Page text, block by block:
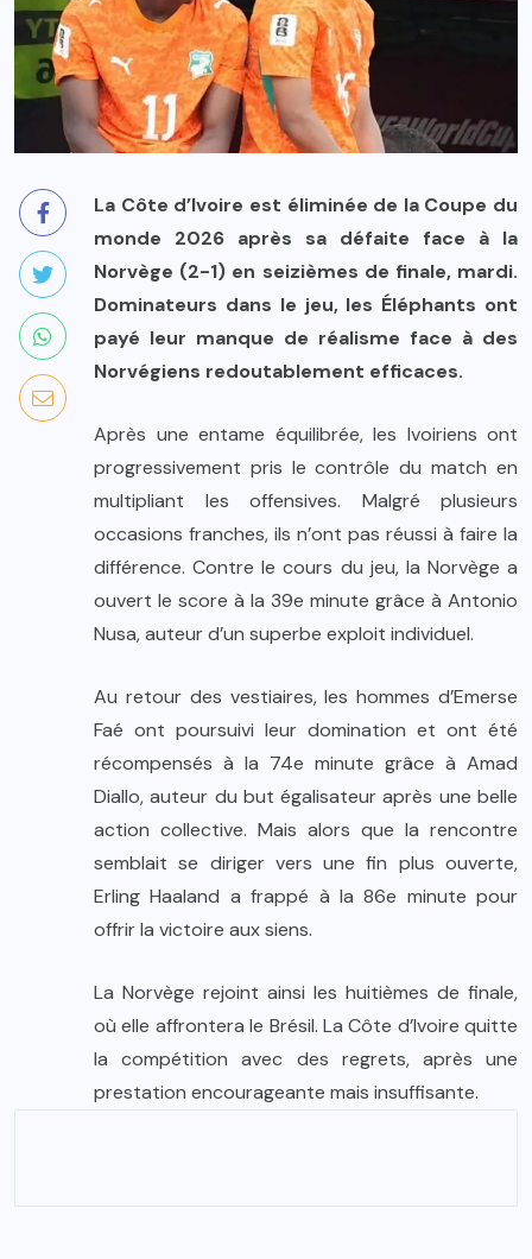
La Côte d’Ivoire est éliminée de la Coupe du
monde 2026 après sa défaite face à la
Norvège (2-1) en seizièmes de finale, mardi.
Dominateurs dans le jeu, les Éléphants ont
payé leur manque de réalisme face à des
Norvégiens redoutablement efficaces.
Après une entame équilibrée, les Ivoiriens ont
progressivement pris le contrôle du match en
multipliant les offensives. Malgré plusieurs
occasions franches, ils n’ont pas réussi à faire la
différence. Contre le cours du jeu, la Norvège a
ouvert le score à la 39e minute grâce à Antonio
Nusa, auteur d’un superbe exploit individuel.
Au retour des vestiaires, les hommes d’Emerse
Faé ont poursuivi leur domination et ont été
récompensés à la 74e minute grâce à Amad
Diallo, auteur du but égalisateur après une belle
action collective. Mais alors que la rencontre
semblait se diriger vers une fin plus ouverte,
Erling Haaland a frappé à la 86e minute pour
offrir la victoire aux siens.
La Norvège rejoint ainsi les huitièmes de finale,
où elle affrontera le Brésil. La Côte d’Ivoire quitte
la compétition avec des regrets, après une
prestation encourageante mais insuffisante.